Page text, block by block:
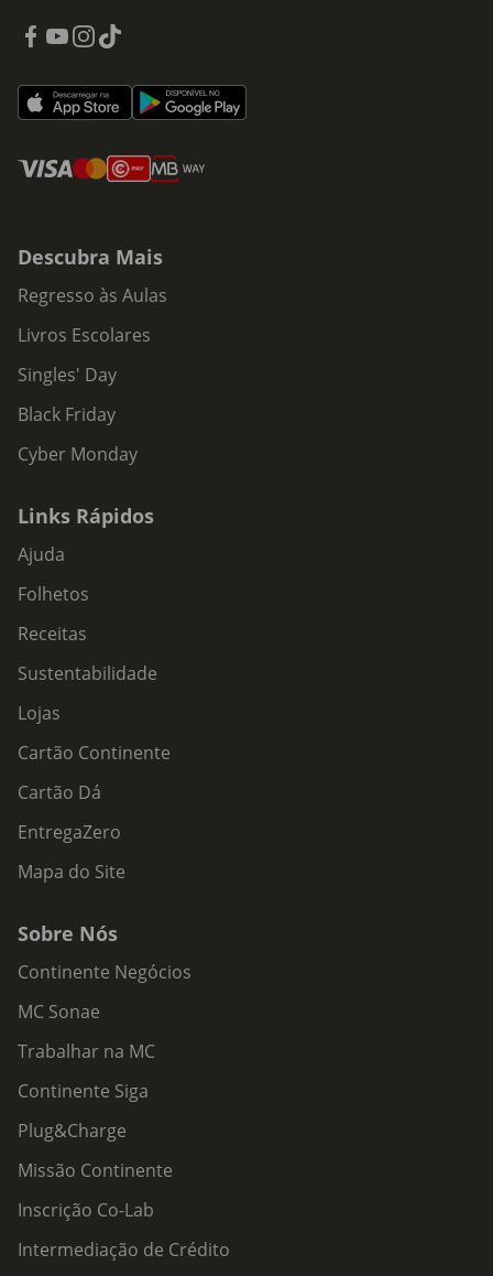
Descubra Mais
Regresso às Aulas
Livros Escolares
Singles' Day
Black Friday
Cyber Monday
Links Rápidos
Ajuda
Folhetos
Receitas
Sustentabilidade
Lojas
Cartão Continente
Cartão Dá
EntregaZero
Mapa do Site
Sobre Nós
Continente Negócios
MC Sonae
Trabalhar na MC
Continente Siga
Plug&Charge
Missão Continente
Inscrição Co-Lab
Intermediação de Crédito